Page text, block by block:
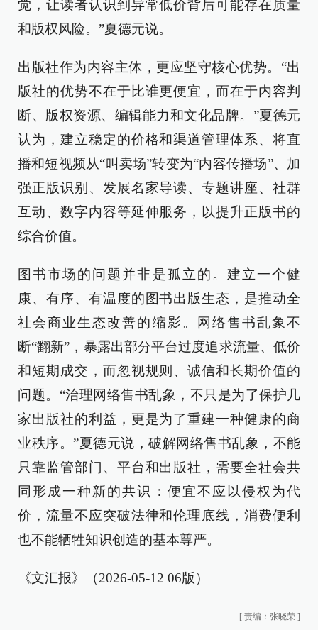
觉，让读者认识到异常低价背后可能存在质量
和版权风险。”夏德元说。
出版社作为内容主体，更应坚守核心优势。“出
版社的优势不在于比谁更便宜，而在于内容判
断、版权资源、编辑能力和文化品牌。”夏德元
认为，建立稳定的价格和渠道管理体系、将直
播和短视频从“叫卖场”转变为“内容传播场”、加
强正版识别、发展名家导读、专题讲座、社群
互动、数字内容等延伸服务，以提升正版书的
综合价值。
图书市场的问题并非是孤立的。建立一个健
康、有序、有温度的图书出版生态，是推动全
社会商业生态改善的缩影。网络售书乱象不
断“翻新”，暴露出部分平台过度追求流量、低价
和短期成交，而忽视规则、诚信和长期价值的
问题。“治理网络售书乱象，不只是为了保护几
家出版社的利益，更是为了重建一种健康的商
业秩序。”夏德元说，破解网络售书乱象，不能
只靠监管部门、平台和出版社，需要全社会共
同形成一种新的共识：便宜不应以侵权为代
价，流量不应突破法律和伦理底线，消费便利
也不能牺牲知识创造的基本尊严。
《文汇报》（2026-05-12 06版）
[ 责编：张晓荣 ]